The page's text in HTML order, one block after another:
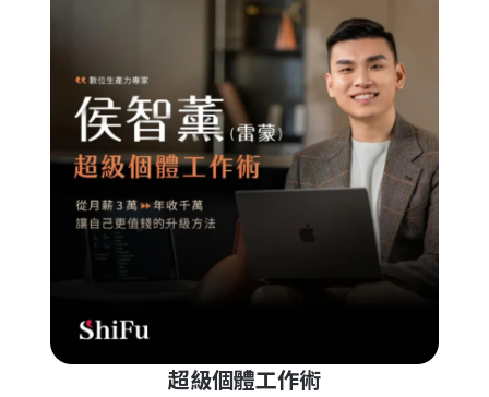
超級個體工作術